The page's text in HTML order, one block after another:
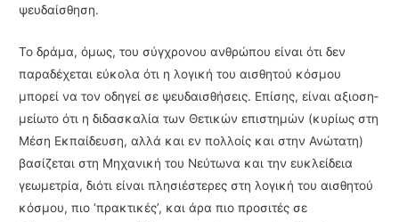
ψευδαίσθηση.
Το δράμα, όμως, του σύγχρονου ανθρώπου είναι ότι δεν
παραδέχεται εύκολα ότι η λογική του αισθητού κόσμου
μπορεί να τον οδηγεί σε ψευδαισθήσεις. Επίσης, είναι αξιοση­
μείωτο ότι η διδασκαλία των Θετικών επιστημών (κυρίως στη
Μέση Εκπαίδευση, αλλά και εν πολλοίς και στην Ανώτατη)
βασίζεται στη Μηχανική του Νεύτωνα και την ευκλείδεια
γεωμετρία, διότι είναι πλησιέστερες στη λογική του αισθητού
κόσμου, πιο ‘πρακτικές’, και άρα πιο προσιτές σε